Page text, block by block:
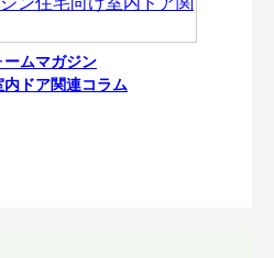
ームマガジン
ドア関連コラム